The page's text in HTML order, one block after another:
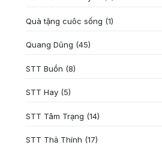
Quà tặng cuôc sống (1)
Quang Dũng (45)
STT Buồn (8)
STT Hay (5)
STT Tâm Trạng (14)
STT Thả Thính (17)